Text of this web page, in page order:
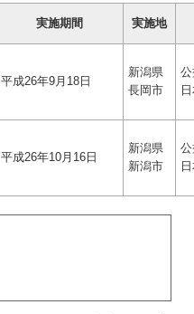
実施期間 実施地
平成26年9月18日
新潟県
長岡市
平成26年10月16日
新潟県
新潟市